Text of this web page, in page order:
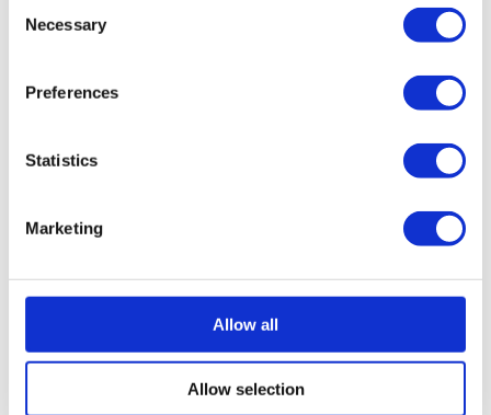
Selection
Necessary
Preferences
Statistics
Marketing
Allow all
Allow selection
5. De ondernemer zal bij het product of dienst
aan de consument de volgende informatie,
schriftelijk of op zodanige wijze dat deze door
de consument op een toegankelijke manier kan
gegevensdrager, meesturen:
ondernemer waar de consument met klachten
b. de voorwaarden waaronder en de wijze
waarop de consument van het
herroepingsrecht gebruik kan maken, dan wel
een duidelijke melding inzake het uitgesloten